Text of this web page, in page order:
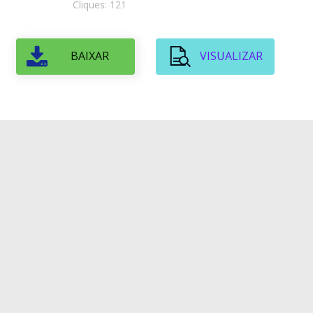
Cliques: 121
BAIXAR VISUALIZAR